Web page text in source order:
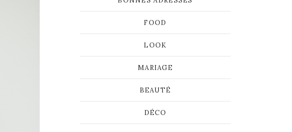
FOOD
LOOK
MARIAGE
BEAUTÉ
DÉCO